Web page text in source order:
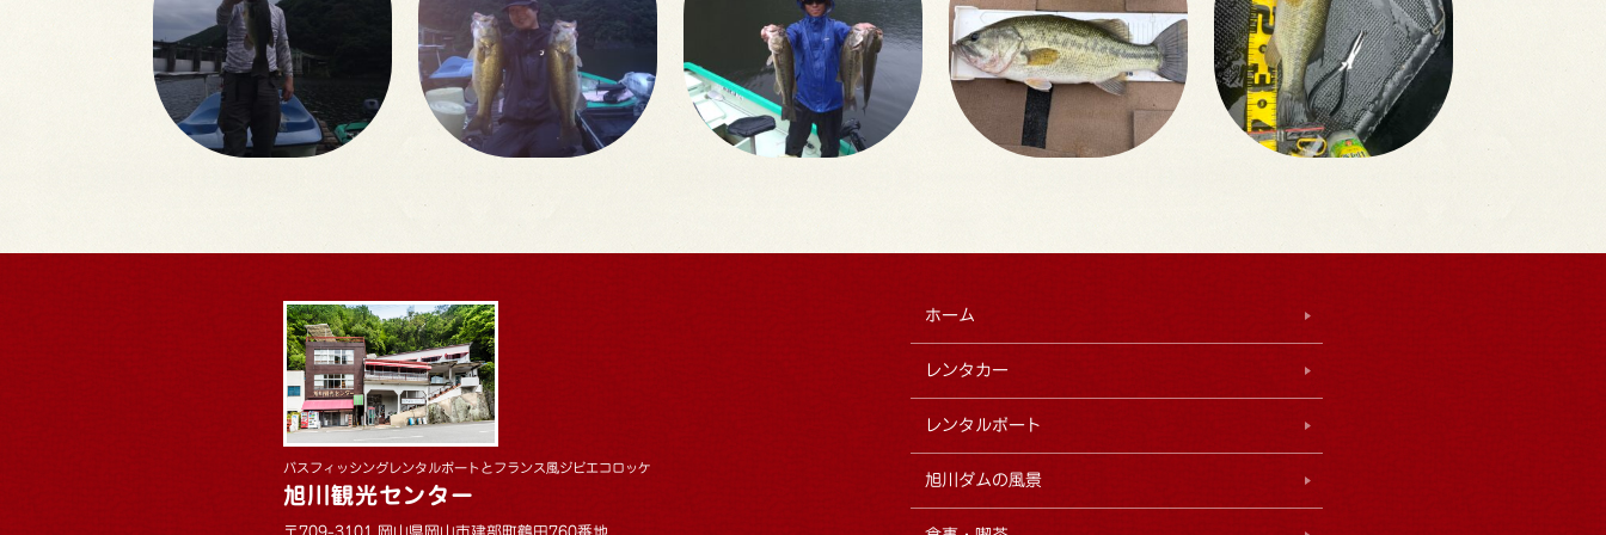
バスフィッシングレンタルボートとフランス風ジビエコロッケ
旭川観光センター
ホーム
レンタカー
レンタルボート
旭川ダムの風景